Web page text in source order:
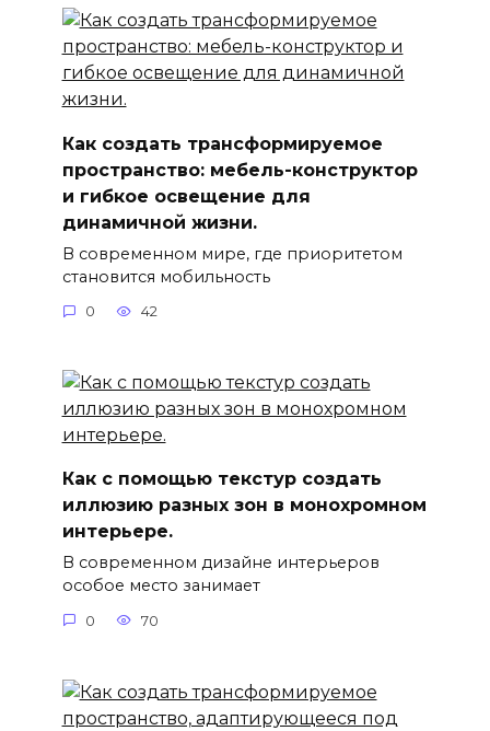
Как создать трансформируемое
пространство: мебель-конструктор
и гибкое освещение для
динамичной жизни.
В современном мире, где приоритетом
становится мобильность
0 42
Как с помощью текстур создать
иллюзию разных зон в монохромном
интерьере.
В современном дизайне интерьеров
особое место занимает
0 70